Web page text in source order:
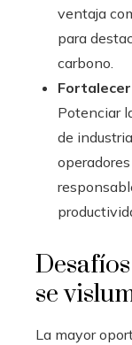
ventaja
para
carbono.
Potenciar
de
se
La mayor